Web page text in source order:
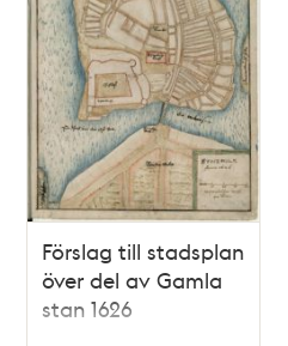
Förslag till stadsplan
över del av Gamla
stan 1626